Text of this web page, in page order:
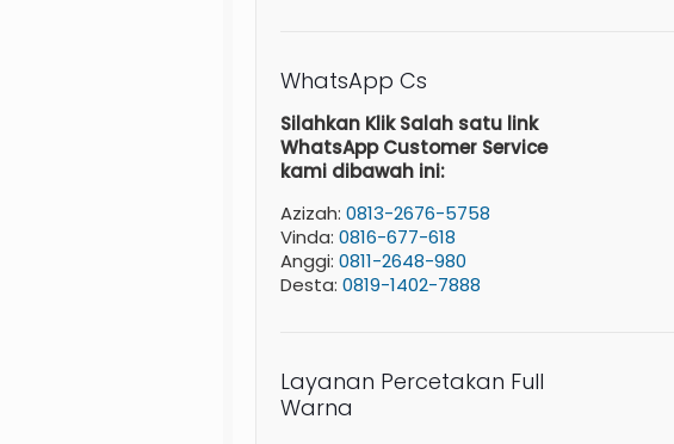
WhatsApp Cs
Silahkan Klik Salah satu link
WhatsApp Customer Service
kami dibawah ini:
Azizah:0813-2676-5758
Vinda:0816-677-618
Anggi:0811-2648-980
Desta:0819-1402-7888
Layanan Percetakan Full
Warna